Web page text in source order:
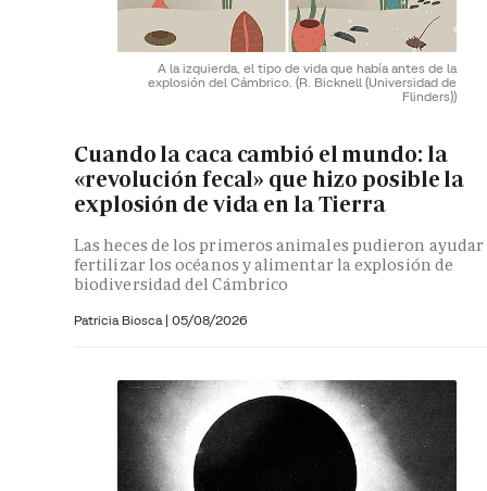
A la izquierda, el tipo de vida que había antes de la
explosión del Cámbrico. (R. Bicknell (Universidad de
Flinders))
Cuando la caca cambió el mundo: la
«revolución fecal» que hizo posible la
explosión de vida en la Tierra
Las heces de los primeros animales pudieron ayudar
fertilizar los océanos y alimentar la explosión de
biodiversidad del Cámbrico
Patricia Biosca | 05/08/2026